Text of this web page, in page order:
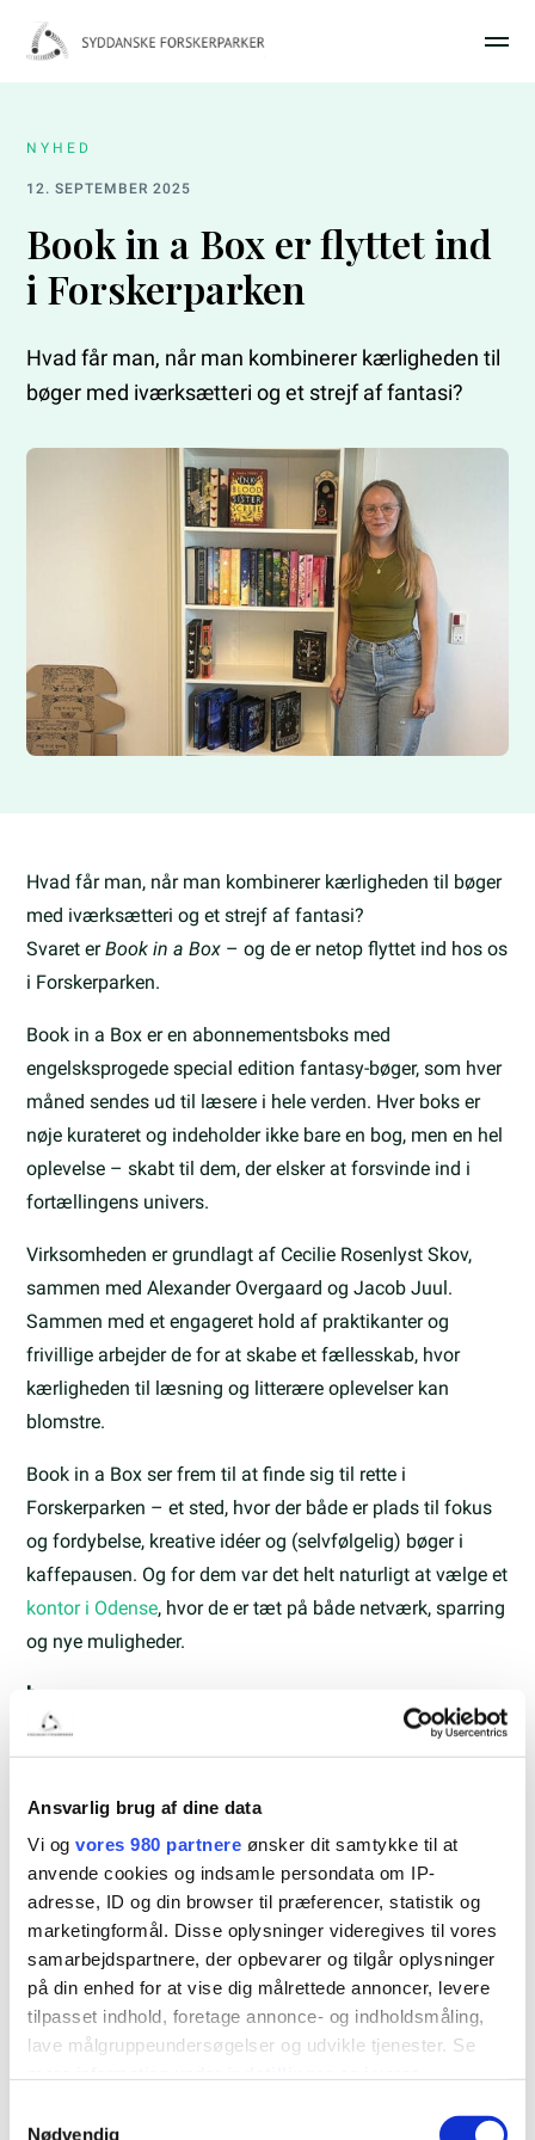
Ansvarlig brug af dine data
Vi og vores 980 partnere ønsker dit samtykke til at
anvende cookies og indsamle persondata om IP-
adresse, ID og din browser til præferencer, statistik og
marketingformål. Disse oplysninger videregives til vores
samarbejdspartnere, der opbevarer og tilgår oplysninger
på din enhed for at vise dig målrettede annoncer, levere
tilpasset indhold, foretage annonce- og indholdsmåling,
lave målgruppeundersøgelser og udvikle tjenester. Se
tilbage eller ændre indstillinger fra vores
Nødvendig
NYHED
12. SEPTEMBER 2025
Book in a Box er flyttet ind
i Forskerparken
Hvad får man, når man kombinerer kærligheden til
bøger med iværksætteri og et strejf af fantasi?
Hvad får man, når man kombinerer kærligheden til bøger
med iværksætteri og et strejf af fantasi?
Svaret erBook in a Box – og de er netop flyttet ind hos os
i Forskerparken.
Book in a Box er en abonnementsboks med
engelsksprogede special edition fantasy-bøger, som hver
måned sendes ud til læsere i hele verden. Hver boks er
nøje kurateret og indeholder ikke bare en bog, men en hel
oplevelse – skabt til dem, der elsker at forsvinde ind i
fortællingens univers.
Virksomheden er grundlagt af Cecilie Rosenlyst Skov,
sammen med Alexander Overgaard og Jacob Juul.
Sammen med et engageret hold af praktikanter og
frivillige arbejder de for at skabe et fællesskab, hvor
kærligheden til læsning og litterære oplevelser kan
blomstre.
Book in a Box ser frem til at finde sig til rette i
Forskerparken – et sted, hvor der både er plads til fokus
og fordybelse, kreative idéer og (selvfølgelig) bøger i
kaffepausen. Og for dem var det helt naturligt at vælge et
kontor i Odense, hvor de er tæt på både netværk, sparring
og nye muligheder.
b
I samme ånd har vi hos Syddanske Forskerparker også
alle, der har lyst til at læse med, dele tanker og møde
andre med hang til gode historier.
Du kan læse mere om bogklubben og tilmelde dig her:
Bliv en del af Forskerparkens bogklub(kun for lejere)